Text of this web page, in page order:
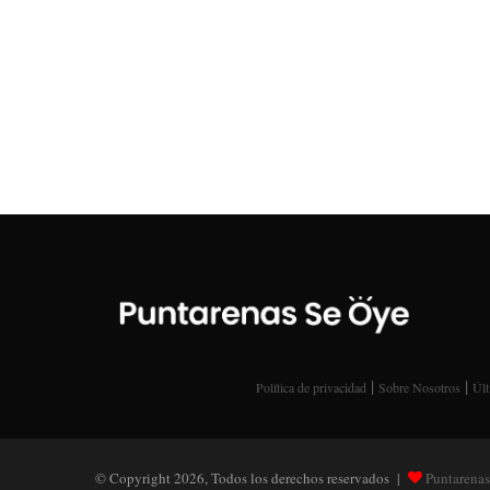
Política de privacidad | Sobre Nosotros |
© Copyright 2026, Todos los derechos reservados |